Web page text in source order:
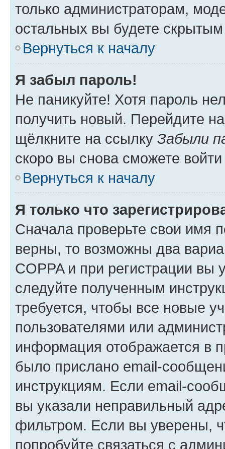
только администраторам,
остальных вы будете
Вернуться к началу
Я забыл пароль!
Не паникуйте! Хотя пароль
получить новый. Перейдите
щёлкните на ссылку Забыли
скоро вы снова сможете
Вернуться к началу
Я только что
Сначала проверьте свои имя
верны, то возможны два
COPPA и при регистрации вы
следуйте полученным
требуется, чтобы все новые
пользователями или
информация отображается в
было прислано email-
инструкциям. Если email-
вы указали неправильный
фильтром. Если вы уверены,
попробуйте связаться с